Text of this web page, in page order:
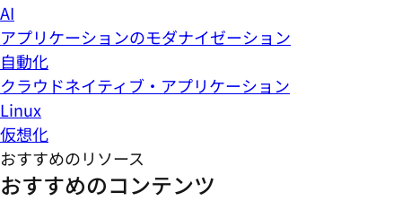
AI
アプリケーションのモダナイゼーション
自動化
クラウドネイティブ・アプリケーション
Linux
仮想化
おすすめのリソース
おすすめのコンテンツ